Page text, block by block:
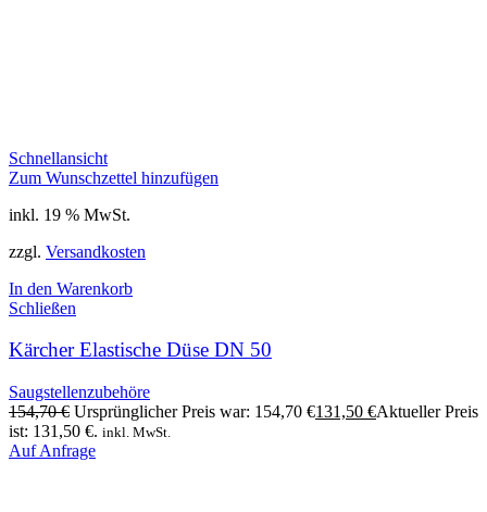
Schnellansicht
Zum Wunschzettel hinzufügen
inkl. 19 % MwSt.
zzgl. Versandkosten
In den Warenkorb
Schließen
Kärcher Elastische Düse DN 50
Saugstellenzubehöre
154,70€ Ursprünglicher Preis war: 154,70 €131,50 €Aktueller Preis
ist: 131,50 €. inkl. MwSt.
Auf Anfrage